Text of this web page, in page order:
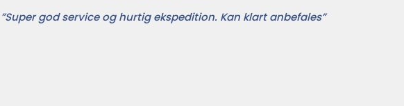
”Super god service og hurtig ekspedition. Kan klart anbefales”